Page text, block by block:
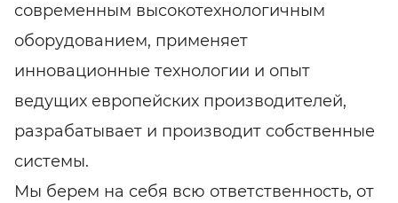
современным высокотехнологичным
оборудованием, применяет
инновационные технологии и опыт
ведущих европейских производителей,
разрабатывает и производит собственные
системы.
Мы берем на себя всю ответственность, от